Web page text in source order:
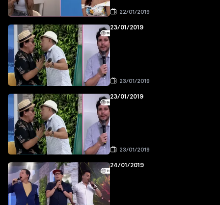
22/01/2019
23/01/2019
23/01/2019
23/01/2019
23/01/2019
24/01/2019